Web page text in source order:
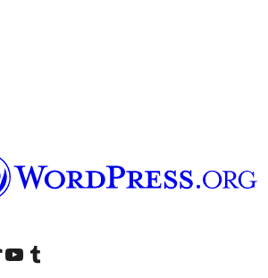
account
ടിക് ടോക് അക്കൗണ്ട് സന്ദർശിക്കുക
Visit our YouTube channel
ഞങ്ങളുടെ ടംബ്ലർ അക്കൗണ്ട് സന്ദർശിക്കുക